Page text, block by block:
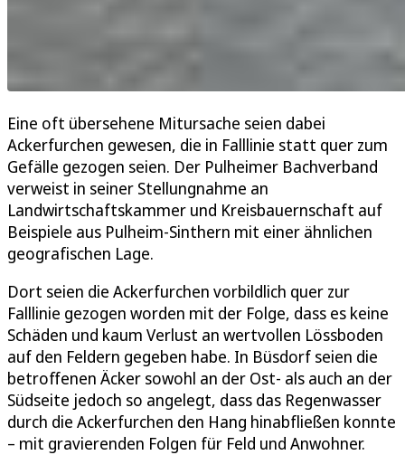
Eine oft übersehene Mitursache seien dabei
Ackerfurchen gewesen, die in Falllinie statt quer zum
Gefälle gezogen seien. Der Pulheimer Bachverband
verweist in seiner Stellungnahme an
Landwirtschaftskammer und Kreisbauernschaft auf
Beispiele aus Pulheim-Sinthern mit einer ähnlichen
geografischen Lage.
Dort seien die Ackerfurchen vorbildlich quer zur
Falllinie gezogen worden mit der Folge, dass es keine
Schäden und kaum Verlust an wertvollen Lössboden
auf den Feldern gegeben habe. In Büsdorf seien die
betroffenen Äcker sowohl an der Ost- als auch an der
Südseite jedoch so angelegt, dass das Regenwasser
durch die Ackerfurchen den Hang hinabfließen konnte
– mit gravierenden Folgen für Feld und Anwohner.